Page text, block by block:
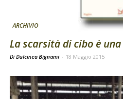
ARCHIVIO
La scarsità di cibo è
Di Dulcinea Bignami - 18 Maggio 2015